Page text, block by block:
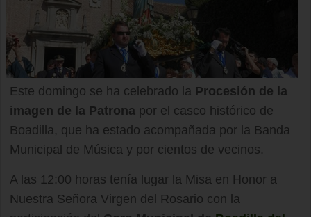
Este domingo se ha celebrado la Procesión de la
imagen de la Patrona por el casco histórico de
Boadilla, que ha estado acompañada por la Banda
Municipal de Música y por cientos de vecinos.
A las 12:00 horas tenía lugar la Misa en Honor a
Nuestra Señora Virgen del Rosario con la